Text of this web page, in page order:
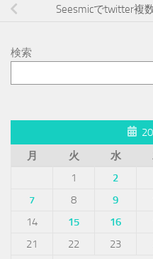
Seesmicでtwitter複
検索
月
火 水
1
2
7
8 9
14
15 16
21
22 23